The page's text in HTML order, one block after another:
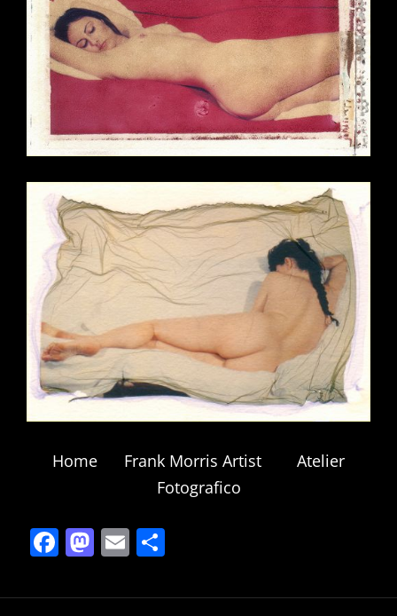
Home Frank Morris Artist
Atelier
Fotografico
F
c
M
st
E
ai ar